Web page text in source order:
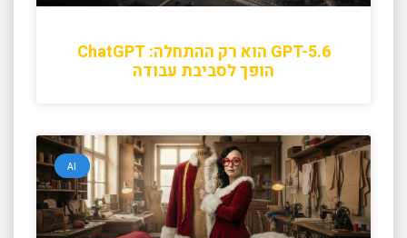
GPT-5.6 הוא רק ההתחלה: ChatGPT
הופך לסביבת עבודה
AI